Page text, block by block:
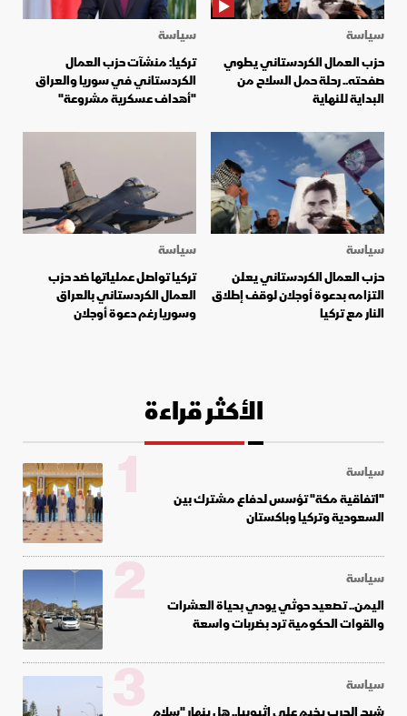
سياسة
حزب العمال الكردستاني يطوي
صفحته.. رحلة حمل السلاح من
البداية للنهاية
سياسة
تركيا: منشآت حزب العمال
الكردستاني في سوريا والعراق
"أهداف عسكرية مشروعة"
سياسة
حزب العمال الكردستاني يعلن
التزامه بدعوة أوجلان لوقف إطلاق
النار مع تركيا
سياسة
تركيا تواصل عملياتها ضد حزب
العمال الكردستاني بالعراق
وسوريا رغم دعوة أوجلان
الأكثر قراءة
سياسة
"اتفاقية مكة" تؤسس لدفاع مشترك بين
السعودية وتركيا وباكستان
1
سياسة
اليمن.. تصعيد حوثي يودي بحياة العشرات
والقوات الحكومية ترد بضربات واسعة
2
سياسة
شبح الحرب يخيم على إثيوبيا.. هل ينهار "سلام 3